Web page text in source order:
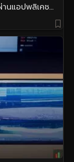
แอปพลิเคช…